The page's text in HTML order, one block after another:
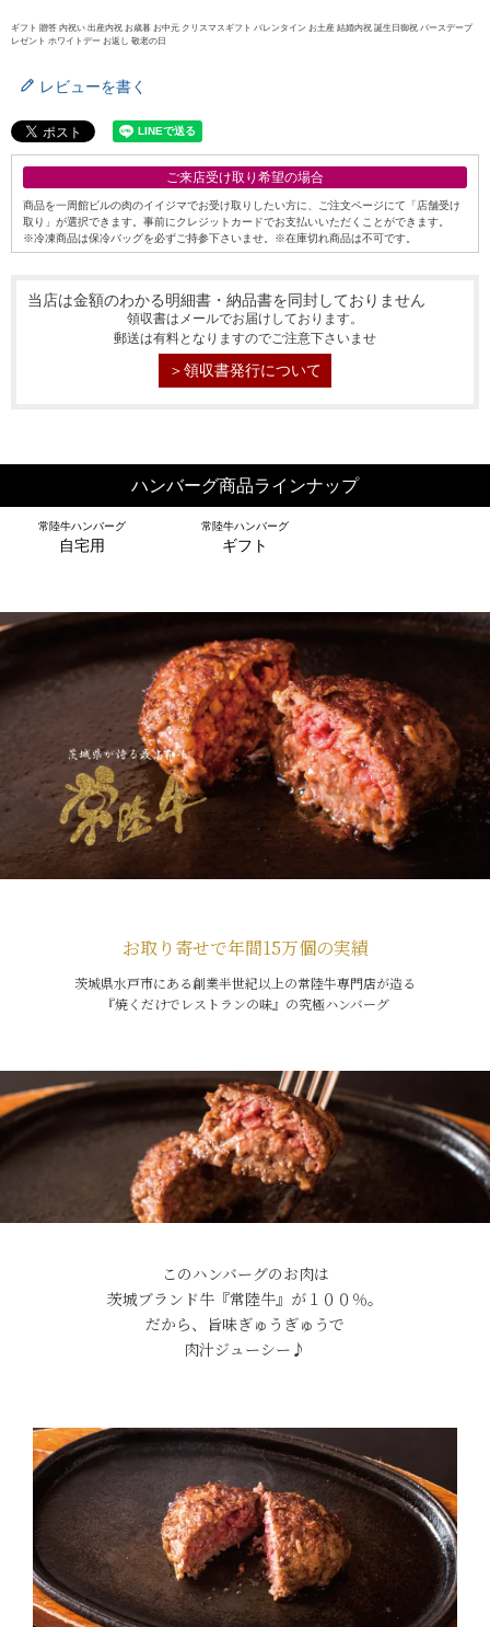
029-254-2441
受付：9:00～17:30(日曜日を除く)
お問合せフォーム
ギフト 贈答 内祝い 出産内祝 お歳暮 お中元 クリスマスギフト バレンタイン お土産 結婚内祝 誕生日御祝 バースデープ
レゼント ホワイトデー お返し 敬老の日
レビューを書く
ご来店受け取り希望の場合
商品を一周館ビルの肉のイイジマでお受け取りしたい方に、ご注文ページにて「店舗受け
取り」が選択できます。事前にクレジットカードでお支払いいただくことができます。
※冷凍商品は保冷バッグを必ずご持参下さいませ。※在庫切れ商品は不可です。
当店は金額のわかる明細書・納品書を同封しておりません
領収書はメールでお届けしております。
郵送は有料となりますのでご注意下さいませ
＞領収書発行について
ハンバーグ商品ラインナップ
常陸牛ハンバーグ
自宅用
常陸牛ハンバーグ
ギフト
お取り寄せで年間15万個の実績
茨城県水戸市にある創業半世紀以上の常陸牛専門店が造る
『焼くだけでレストランの味』の究極ハンバーグ
このハンバーグのお肉は
茨城ブランド牛『常陸牛』が１００％。
だから、旨味ぎゅうぎゅうで
肉汁ジューシー♪